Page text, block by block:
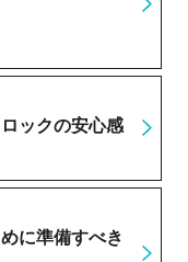
ックの安心感
に準備すべき